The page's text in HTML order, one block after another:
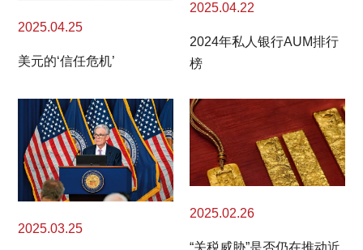
2025.04.25
美元的‘信任危机’
2025.04.22
2024年私人银行AUM排行
榜
2025.03.25
2025.02.26
“关税威胁”是否仍在推动近